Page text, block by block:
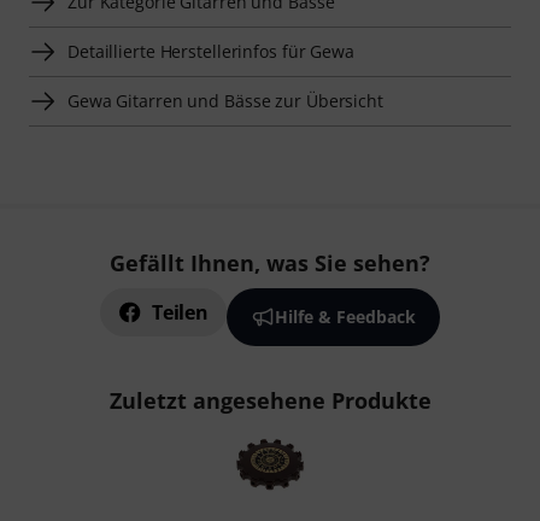
Detaillierte Herstellerinfos für Gewa
Gewa Gitarren und Bässe zur Übersicht
Gefällt Ihnen, was Sie sehen?
Teilen Hilfe & Feedback
Zuletzt angesehene Produkte